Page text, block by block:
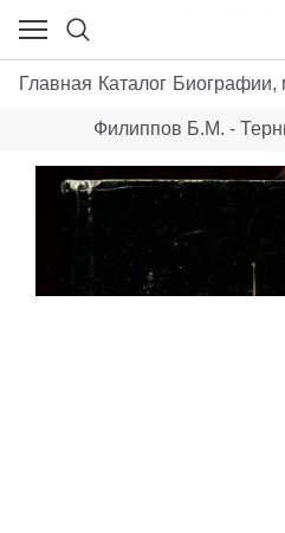
Главная Каталог Биографии,
Филиппов Б.М. -